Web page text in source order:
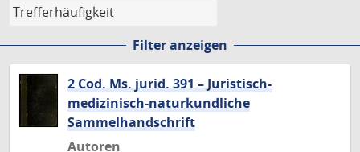
Filter anzeigen
2 Cod. Ms. jurid. 391 – Juristisch-
medizinisch-naturkundliche
Sammelhandschrift
Autoren